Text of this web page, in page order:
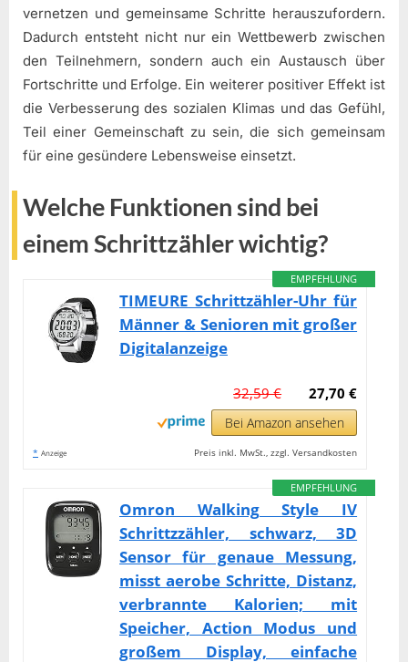
vernetzen und gemeinsame Schritte herauszufordern.
Dadurch entsteht nicht nur ein Wettbewerb zwischen
den Teilnehmern, sondern auch ein Austausch über
Fortschritte und Erfolge. Ein weiterer positiver Effekt ist
die Verbesserung des sozialen Klimas und das Gefühl,
Teil einer Gemeinschaft zu sein, die sich gemeinsam
für eine gesündere Lebensweise einsetzt.
Welche Funktionen sind bei
einem Schrittzähler wichtig?
EMPFEHLUNG
TIMEURE Schrittzähler-Uhr für
Männer & Senioren mit großer
Digitalanzeige
27,70 €
32,59 €
Bei Amazon ansehen
* Anzeige Preis inkl. MwSt., zzgl. Versandkosten
EMPFEHLUNG
Omron Walking Style IV
Schrittzzähler, schwarz, 3D
Sensor für genaue Messung,
misst aerobe Schritte, Distanz,
verbrannte Kalorien; mit
Speicher, Action Modus und
großem Display, einfache